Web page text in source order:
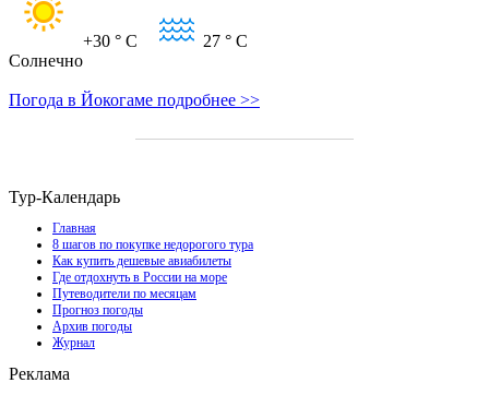
+30 ° C 27 ° C
Солнечно
Погода в Йокогаме подробнее >>
Тур-Календарь
Главная
8 шагов по покупке недорогого тура
Как купить дешевые авиабилеты
Где отдохнуть в России на море
Путеводители по месяцам
Прогноз погоды
Архив погоды
Журнал
Реклама